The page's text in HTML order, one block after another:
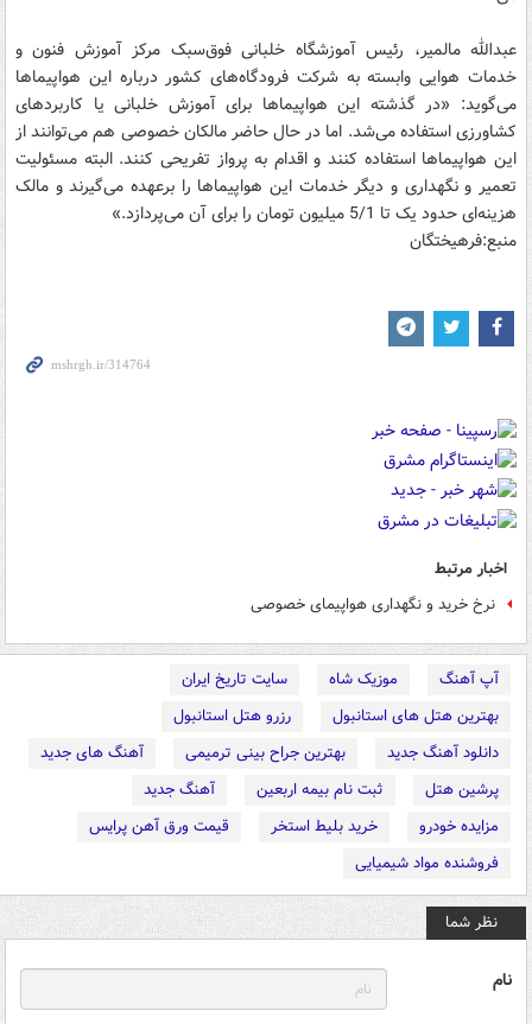
عبدالله مالمیر، رئیس آموزشگاه خلبانی فوق‌سبک مرکز آموزش فنون و
خدمات هوایی وابسته به شرکت فرودگاه‌های کشور درباره این هواپیماها
می‌گوید: «در گذشته این هواپیماها برای آموزش خلبانی یا کاربردهای
کشاورزی استفاده می‌شد. اما در حال حاضر مالکان خصوصی هم می‌توانند از
این هواپیماها استفاده کنند ‌و اقدام به پرواز تفریحی کنند. البته مسئولیت
تعمیر و نگهداری و دیگر خدمات این هواپیماها را برعهده می‌گیرند و مالک
هزینه‌ای حدود یک تا 5/1 میلیون تومان را برای آن می‌پردازد.»
منبع:فرهیختگان
اخبار مرتبط
نرخ خرید و نگهداری هواپیمای خصوصی
آپ آهنگ موزیک شاه
سایت تاریخ ایران
بهترین هتل های استانبول
رزرو هتل استانبول
دانلود آهنگ جدید
بهترین جراح بینی ترمیمی
آهنگ های جدید
پرشین هتل
ثبت نام بیمه اربعین
آهنگ جدید
مزایده خودرو
خرید بلیط استخر
قیمت ورق آهن پرایس
فروشنده مواد شیمیایی
نظر شما
نام